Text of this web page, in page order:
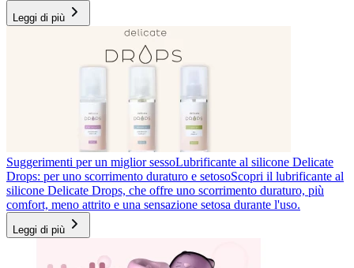
Leggi di più
Suggerimenti per un miglior sessoLubrificante al silicone Delicate
Drops: per uno scorrimento duraturo e setosoScopri il lubrificante al
silicone Delicate Drops, che offre uno scorrimento duraturo, più
comfort, meno attrito e una sensazione setosa durante l'uso.
Leggi di più